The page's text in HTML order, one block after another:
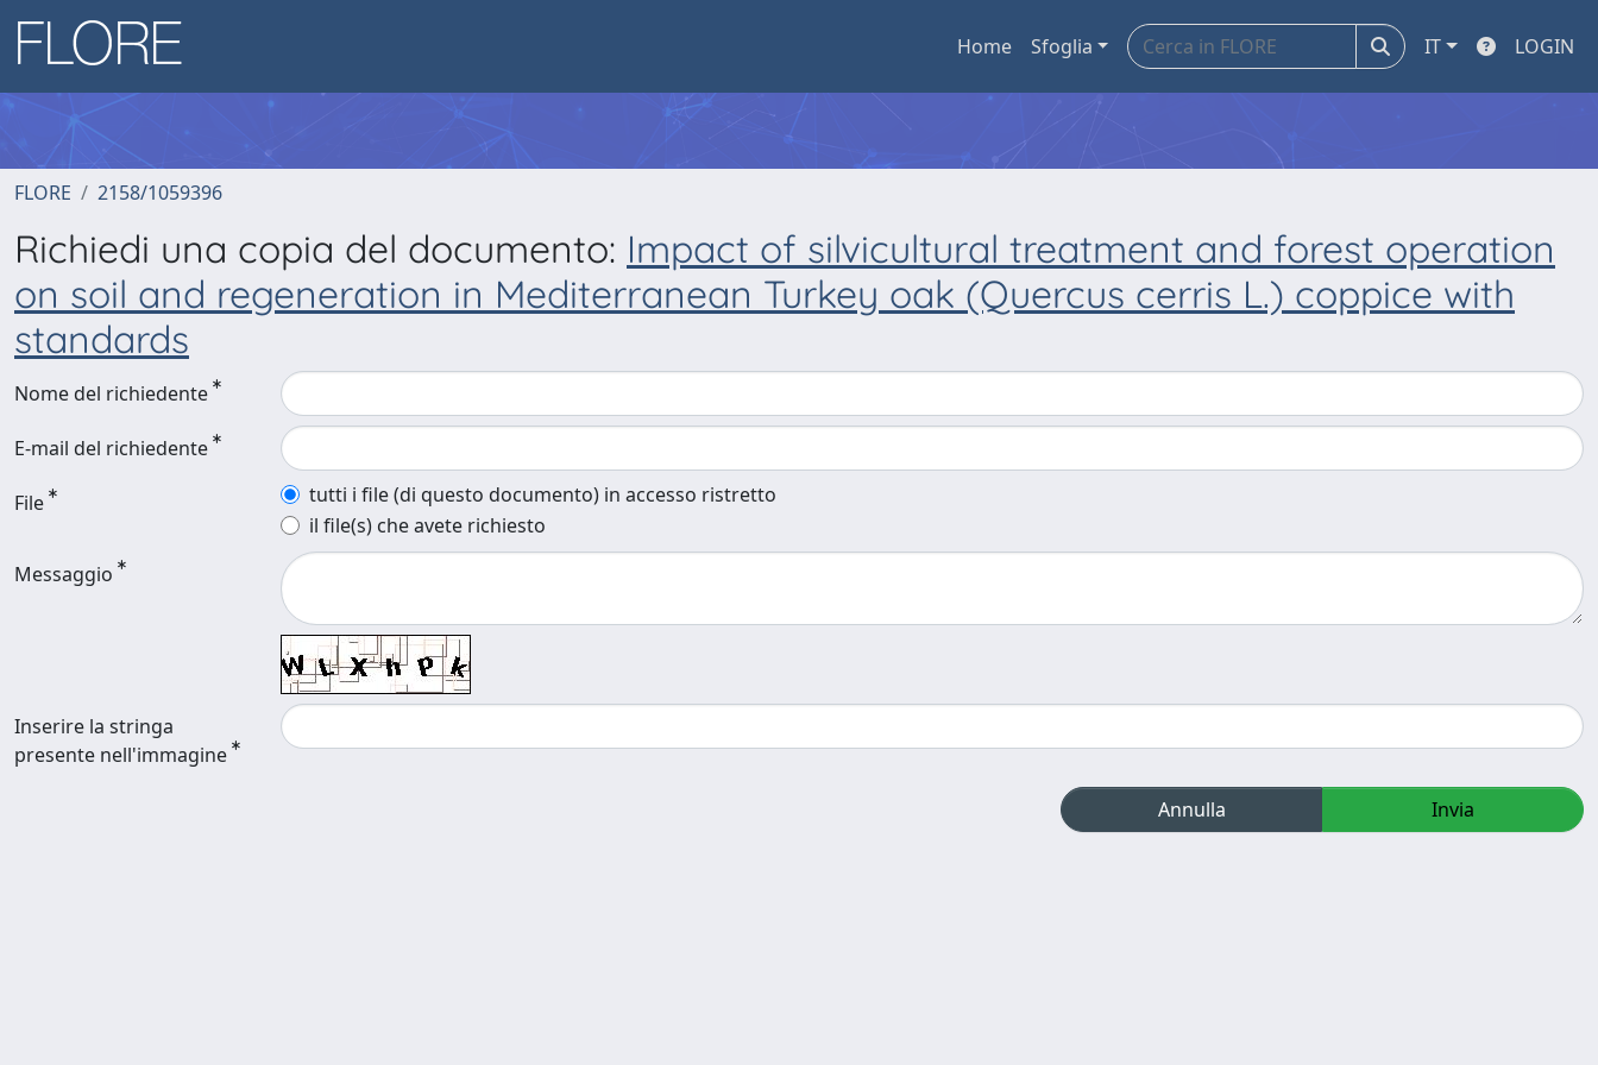
Home Sfoglia IT LOGIN
FLORE 2158/1059396
Richiedi una copia del documento: Impact of silvicultural treatment and forest operation
on soil and regeneration in Mediterranean Turkey oak (Quercus cerris L.) coppice with
standards
Nome del richiedente
E-mail del richiedente
File
tutti i file (di questo documento) in accesso ristretto
il file(s) che avete richiesto
Messaggio
Inserire la stringa
presente nell'immagine
Annulla Invia